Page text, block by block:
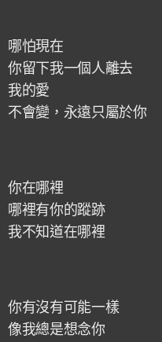
哪怕現在
你留下我一個人離去
我的愛
不會變，永遠只屬於你
你在哪裡
哪裡有你的蹤跡
我不知道在哪裡
你有沒有可能一樣
像我總是想念你